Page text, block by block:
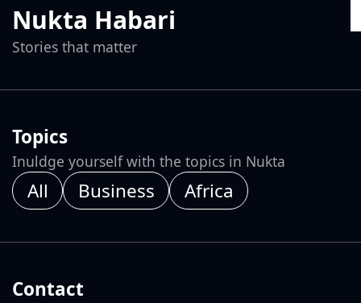
Nukta Habari
Stories that matter
Topics
Inuldge yourself with the topics in Nukta
All Business Africa
Contact